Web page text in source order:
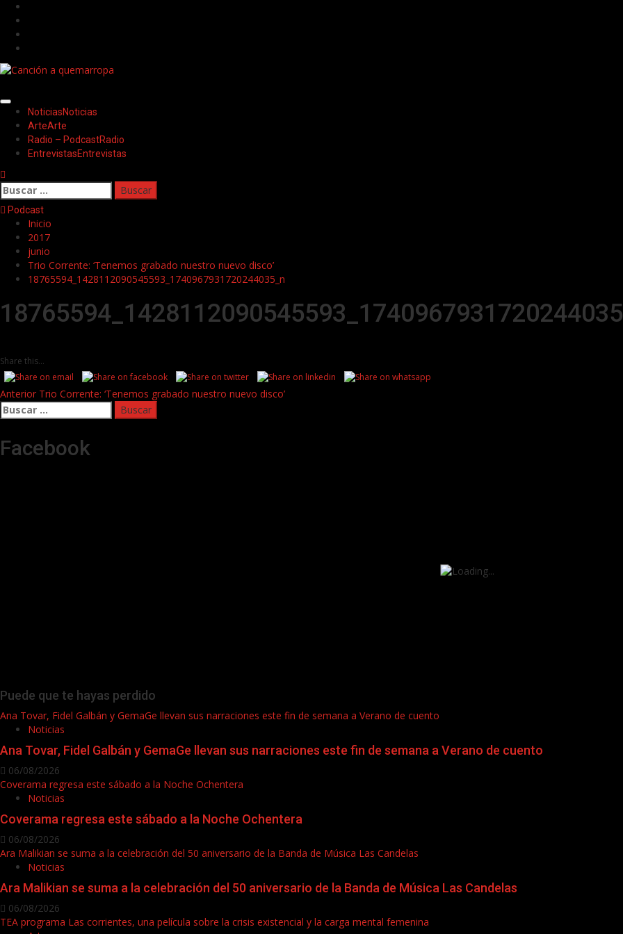
Saltar
contenido
Menú
principal
NoticiasNoticias
ArteArte
Radio – PodcastRadio
EntrevistasEntrevistas
Buscar:
Podcast
Inicio
2017
junio
Trio Corrente: ‘Tenemos grabado nuestro nuevo disco’
18765594_1428112090545593_1740967931720244035_n
Share this...
Post
navigation
Anterior Trio Corrente: ‘Tenemos grabado nuestro nuevo disco’
Buscar:
Facebook
Puede que te hayas perdido
Ana Tovar, Fidel Galbán y GemaGe llevan sus narraciones este fin de semana a Verano de cuento
Noticias
Ana Tovar, Fidel Galbán y GemaGe llevan sus narraciones este fin de semana a Verano de cuento
06/08/2026
Coverama regresa este sábado a la Noche Ochentera
Noticias
Coverama regresa este sábado a la Noche Ochentera
06/08/2026
Ara Malikian se suma a la celebración del 50 aniversario de la Banda de Música Las Candelas
Noticias
Ara Malikian se suma a la celebración del 50 aniversario de la Banda de Música Las Candelas
06/08/2026
TEA programa Las corrientes, una película sobre la crisis existencial y la carga mental femenina